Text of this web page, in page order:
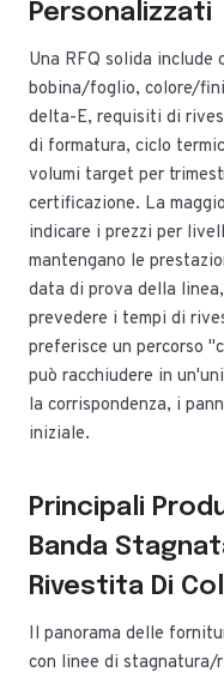
Personalizzati
Una RFQ solida include
bobina/foglio, colore/
delta-E, requisiti di
di formatura, ciclo
volumi target per
certificazione. La
indicare i prezzi per
mantengano le
data di prova della
prevedere i tempi di
preferisce un percorso
può racchiudere in
la corrispondenza, i
iniziale.
Principali
Banda
Rivestita Di
Il panorama delle
con linee di